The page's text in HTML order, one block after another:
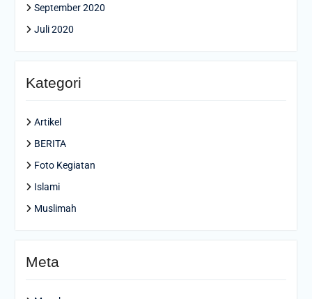
September 2020
Juli 2020
Kategori
Artikel
BERITA
Foto Kegiatan
Islami
Muslimah
Meta